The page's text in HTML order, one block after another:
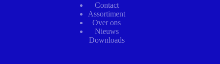
Contact
Assortiment
Over ons
Nieuws
Downloads